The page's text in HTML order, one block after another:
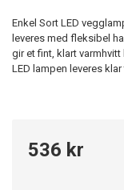
Enkel Sort LED
leveres med fleksibel
gir et fint, klart
LED lampen leveres
536 kr